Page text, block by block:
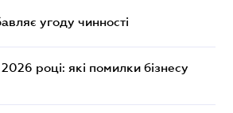
угоду чинності
році: які помилки бізнесу